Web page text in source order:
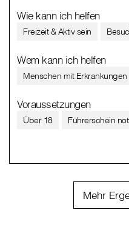
Wie kann ich helfen
Freizeit & Aktiv sein
Wem kann ich helfen
Menschen mit Erkrankungen
Voraussetzungen
Über 18 Führerschein
Mehr